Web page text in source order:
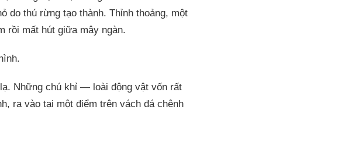
do thú rừng tạo thành. Thỉnh thoảng, một
rồi mất hút giữa mây ngàn.
Những chú khỉ — loài động vật vốn rất
ra vào tại một điểm trên vách đá chênh